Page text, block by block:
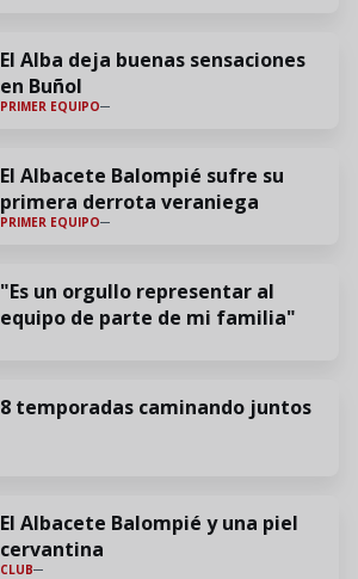
El Alba deja buenas sensaciones
en Buñol
PRIMER EQUIPO
El Albacete Balompié sufre su
primera derrota veraniega
PRIMER EQUIPO
"Es un orgullo representar al
equipo de parte de mi familia"
8 temporadas caminando juntos
El Albacete Balompié y una piel
cervantina
CLUB